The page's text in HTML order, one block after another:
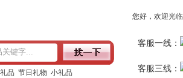
您好，欢迎光临
品 节日礼物 小礼品
客服一线：
客服三线：